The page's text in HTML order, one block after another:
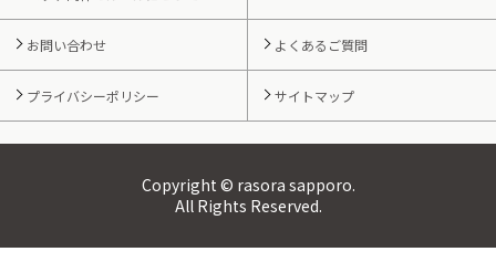
お問い合わせ よくあるご質問
プライバシーポリシー サイトマップ
Copyright © rasora sapporo.
All Rights Reserved.